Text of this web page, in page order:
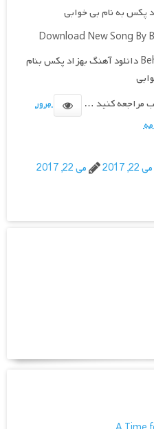
پکس به نام بی خوابی
Download New Song By
مراجعه کنید …
مرور
می 22, 2017
می 22, 2017